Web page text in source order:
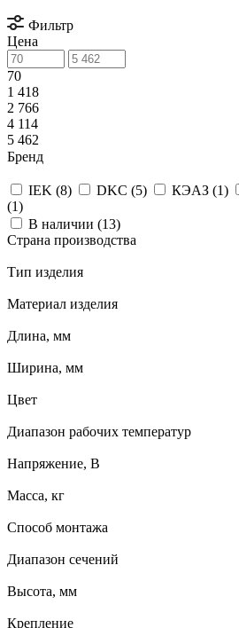
Фильтр
Цена
70
1 418
2 766
4 114
5 462
Бренд
IEK (8) DKC (5) КЭАЗ (1)
(1)
В наличии (13)
Страна производства
Тип изделия
Материал изделия
Длина, мм
Ширина, мм
Цвет
Диапазон рабочих температур
Напряжение, В
Масса, кг
Способ монтажа
Диапазон сечений
Высота, мм
Крепление